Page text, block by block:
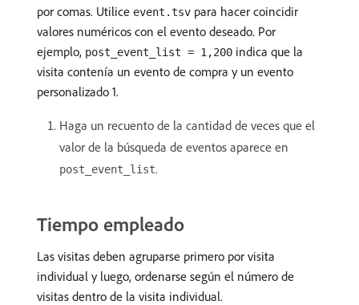
por comas. Utilice event.tsv para hacer coincidir
valores numéricos con el evento deseado. Por
ejemplo, post_event_list = 1,200 indica que la
visita contenía un evento de compra y un evento
personalizado 1.
Haga un recuento de la cantidad de veces que el
valor de la búsqueda de eventos aparece en
post_event_list.
Tiempo empleado
Las visitas deben agruparse primero por visita
individual y luego, ordenarse según el número de
visitas dentro de la visita individual.